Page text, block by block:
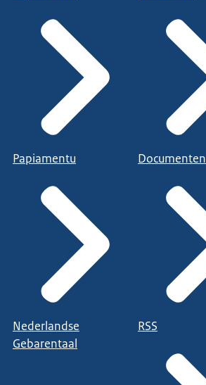
Papiamentu
Nederlandse
Gebarentaal
Documenten
RSS